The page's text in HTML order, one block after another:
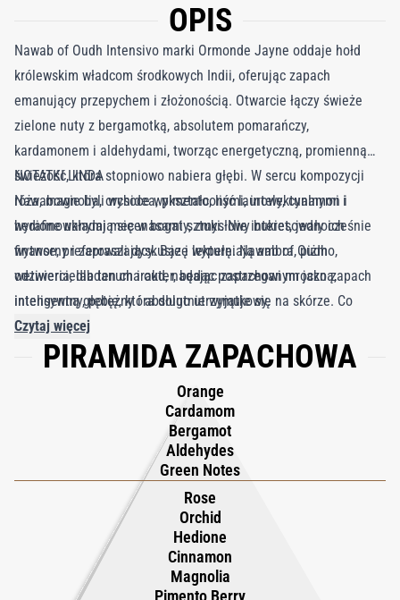
OPIS
Nawab of Oudh Intensivo marki Ormonde Jayne oddaje hołd
królewskim władcom środkowych Indii, oferując zapach
emanujący przepychem i złożonością. Otwarcie łączy świeże
zielone nuty z bergamotką, absolutem pomarańczy,
kardamonem i aldehydami, tworząc energetyczną, promienną
świeżość, która stopniowo nabiera głębi. W sercu kompozycji
róża, magnolia, orchidea, pimento, liść laurowy, cynamon i
hedione układają się w bogaty, zmysłowy bukiet, jednocześnie
wytworny i zapraszający. Bazę wypełniają ambra, piżmo,
wetiweria, labdanum i oud, nadając zapachowi mroczną,
intensywną głębię, która długo utrzymuje się na skórze. Co
wyjątkowe, żadna nuta nie dominuje nad pozostałymi, a całość
osiąga doskonałą harmonię, rozwijając się jak wysadzany
ekstrawagancki i hipnotyzująco piękny, Nawab of Oudh Intensivo
to zapach królewskiej elegancji i ponadczasowego uroku.
NOTATKI LINDA
Nawabowie byli wysoce wykształconymi, intelektualnymi i
wyrafinowanymi mecenasami sztuki. Nie interesowały ich
finanse, preferowali dyskusje i lekturę. Nawab of Oudh
odzwierciedla ten charakter, będąc postrzeganym jako zapach
inteligentny, potężny i absolutnie wyjątkowy.
Czytaj więcej
PIRAMIDA ZAPACHOWA
Orange
Cardamom
Bergamot
Aldehydes
Green Notes
Rose
Orchid
Hedione
Cinnamon
Magnolia
Pimento Berry